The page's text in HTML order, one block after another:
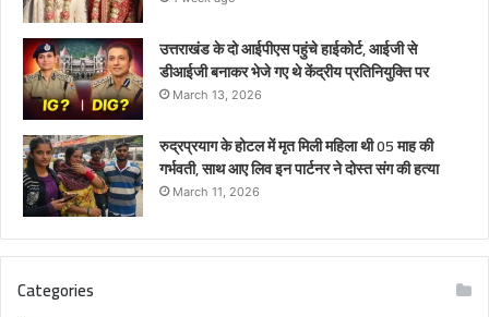
उत्तराखंड के दो आईपीएस पहुंचे हाईकोर्ट, आईजी से
डीआईजी बनाकर भेजे गए थे केंद्रीय प्रतिनियुक्ति पर
March 13, 2026
रुद्रप्रयाग के होटल में मृत मिली महिला थी 05 माह की
गर्भवती, साथ आए लिव इन पार्टनर ने दोस्त संग की हत्या
March 11, 2026
Categories